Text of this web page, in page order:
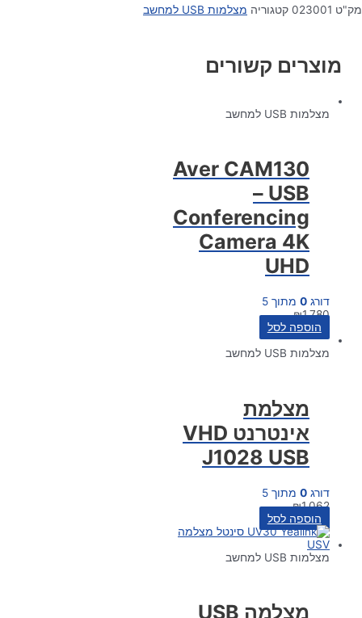
מק"ט 023001 קטגוריה מצלמות USB למחשב
מוצרים קשורים
מצלמות USB למחשב
Aver CAM130
– USB
Conferencing
Camera 4K
UHD
דורג 0 מתוך 5
₪1,780
הוספה לסל
מצלמות USB למחשב
מצלמת
אינטרנט VHD
J1028 USB
דורג 0 מתוך 5
₪1,062
הוספה לסל
מצלמות USB למחשב
מצלמה USB